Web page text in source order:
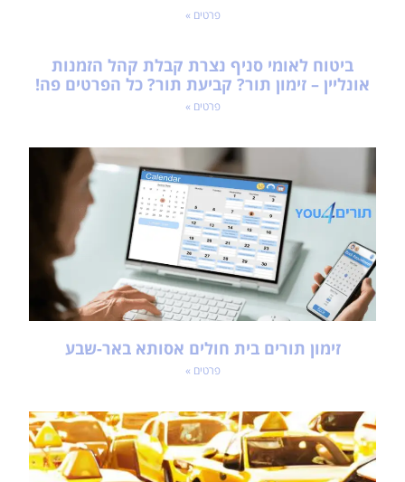
פרטים »
ביטוח לאומי סניף נצרת קבלת קהל הזמנות
אונליין – זימון תור? קביעת תור? כל הפרטים פה!
פרטים »
זימון תורים בית חולים אסותא באר-שבע
פרטים »